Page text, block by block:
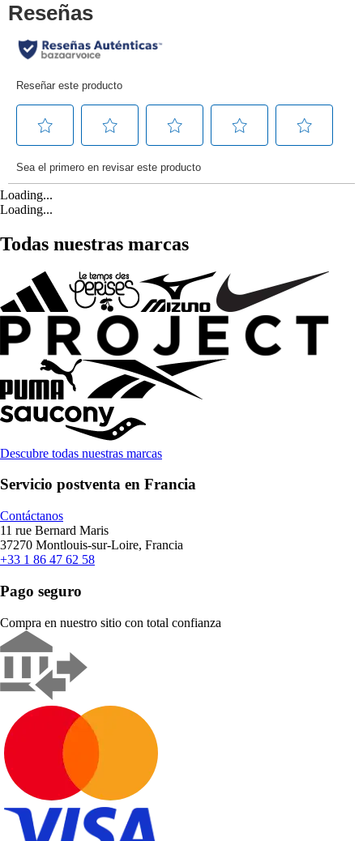
Loading...
Loading...
Todas nuestras marcas
Descubre todas nuestras marcas
Servicio postventa en Francia
Contáctanos
11 rue Bernard Maris
37270 Montlouis-sur-Loire, Francia
+33 1 86 47 62 58
Pago seguro
Compra en nuestro sitio con total confianza